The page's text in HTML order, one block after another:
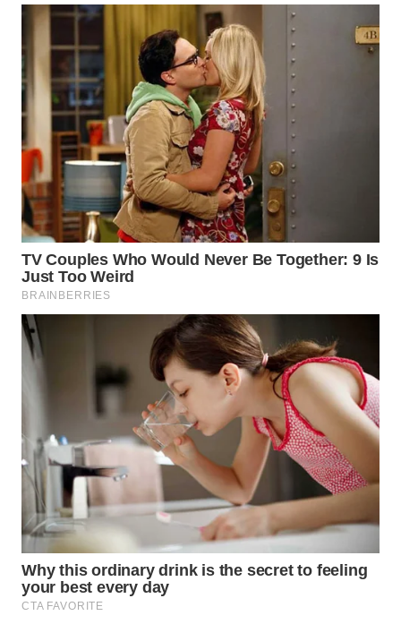
WN
WN
KALSEL
WN
KALTIM
WN
SULSEL
WN
GORONTALO
MALUKU
MALUT
WN
DAIRI
WN